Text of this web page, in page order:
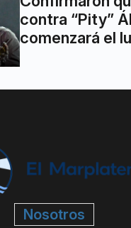
contra “Pity”
comenzará el
Nosotros